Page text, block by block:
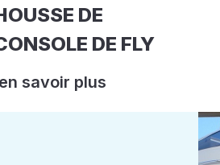
DE
DE FLY
en savoir plus